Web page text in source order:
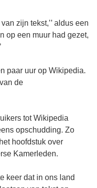
zijn tekst,’’ aldus een
op een muur had gezet,
paar uur op Wikipedia.
de
tot Wikipedia
opschudding. Zo
hoofdstuk over
Kamerleden.
keer dat in ons land